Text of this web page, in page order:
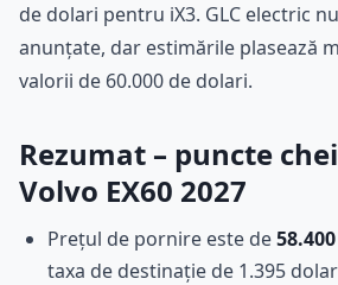
de dolari pentru iX3. GLC electric
anunțate, dar estimările plasează
valorii de 60.000 de dolari.
Rezumat – puncte
Volvo EX60 2027
Prețul de pornire este de
taxa de destinație de 1.395